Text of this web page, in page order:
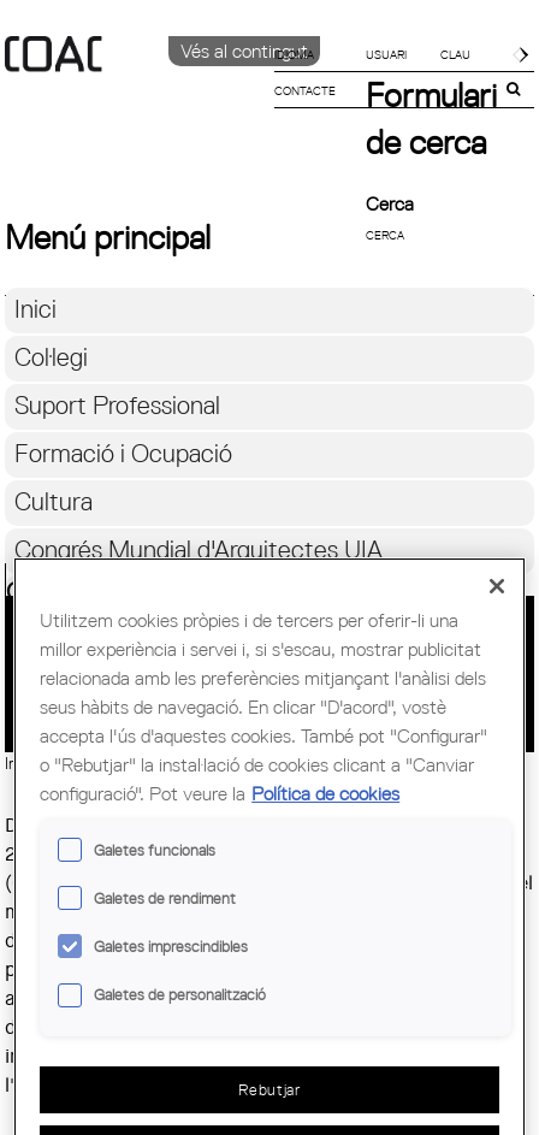
Vés al contingut
IDIOMA
CATALÀ
CONTACTE
Formulari
de cerca
Cerca
Menú principal
Inici
Col·legi
Suport Professional
Formació i Ocupació
Cultura
Congrés Mundial d'Arquitectes UIA
Ciutadania
EL COAC DEFENSA LA QUALITAT
ARQUITECTÒNICA
Imatge:© Parlament de Catalunya
Davant la publicació, el mes de març, dels Decrets Llei
2/2025 i 3/2025 el Col·legi d’Arquitectes de Catalunya
(COAC) ha activat diverses línies d’actuació per defensar el
marc normatiu vigent. Els textos dels decrets inclouen
disposicions que afecten negativament l’exercici
professional de l’arquitectura i contravenen avenços
assolits durant anys en la qualitat dels processos
d’adjudicació de projectes mitjançant concursos, i també
impliquen la derogació de part de l'articulat de la Llei de
l'Arquitectura.
Utilitzem cookies pròpies i de tercers per oferir-li una
millor experiència i servei i, si s'escau, mostrar publicitat
relacionada amb les preferències mitjançant l'anàlisi dels
seus hàbits de navegació. En clicar "D'acord", vostè
accepta l'ús d'aquestes cookies. També pot "Configurar"
o "Rebutjar" la instal·lació de cookies clicant a "Canviar
configuració". Pot veure la Política de cookies
Galetes funcionals
Galetes de rendiment
Galetes imprescindibles
Galetes de personalització
Rebutjar